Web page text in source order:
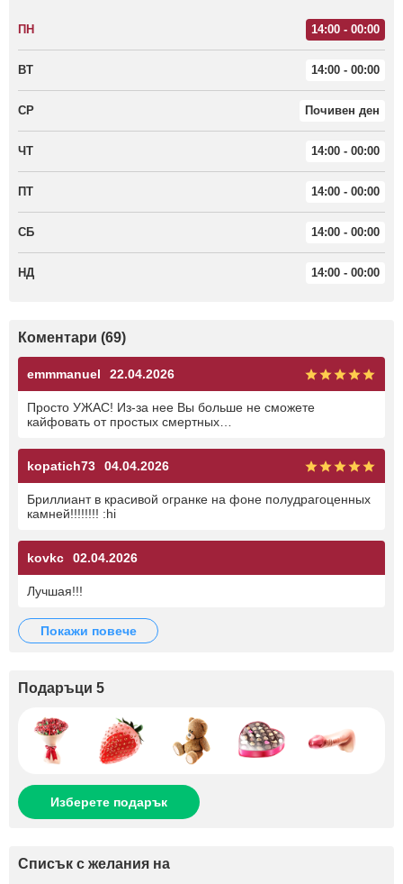
ПН 14:00 - 00:00
ВТ 14:00 - 00:00
СР Почивен ден
ЧТ 14:00 - 00:00
ПТ 14:00 - 00:00
СБ 14:00 - 00:00
НД 14:00 - 00:00
Коментари (69)
emmmanuel 22.04.2026
Просто УЖАС! Из-за нее Вы больше не сможете
кайфовать от простых смертных…
kopatich73 04.04.2026
Бриллиант в красивой огранке на фоне полудрагоценных
камней!!!!!!!! :hi
kovkc 02.04.2026
Лучшая!!!
покажи повече
Подаръци 5
Изберете подарък
Списък с желания на